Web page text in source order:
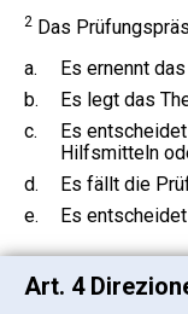
2 Das
a.
Es ernennt
b.
Es legt das
c.
Es
Hilfsmitteln
d.
Es fällt die
e.
Es
Art. 4